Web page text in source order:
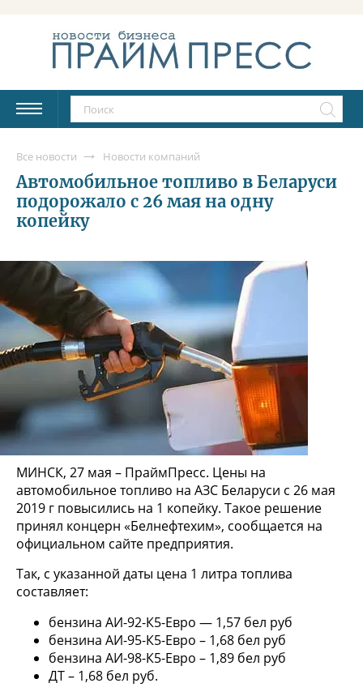
Все новости Новости компаний
Автомобильное топливо в Беларуси
подорожало с 26 мая на одну
копейку
МИНСК, 27 мая – ПраймПресс. Цены на
автомобильное топливо на АЗС Беларуси с 26 мая
2019 г повысились на 1 копейку. Такое решение
принял концерн «Белнефтехим», сообщается на
официальном сайте предприятия.
Так, с указанной даты цена 1 литра топлива
составляет:
бензина АИ-92-К5-Евро — 1,57 бел руб
бензина АИ-95-К5-Евро – 1,68 бел руб
бензина АИ-98-К5-Евро – 1,89 бел руб
ДТ – 1,68 бел руб.